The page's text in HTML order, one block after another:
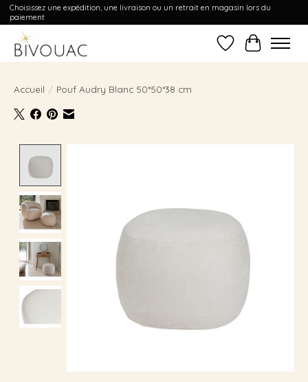
Choisissez une expédition, une livraison ou un retrait en magasin lors du
paiement
Liste dePanier
Accueil / Pouf Audry Blanc 50*50*38 cm